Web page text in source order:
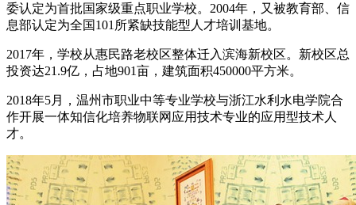
委认定为首批国家级重点职业学校。2004年，又被教育部、信
息部认定为全国101所紧缺技能型人才培训基地。
2017年，学校从惠民路老校区整体迁入滨海新校区。新校区总
投资达21.9亿，占地901亩，建筑面积450000平方米。
2018年5月，温州市职业中等专业学校与浙江水利水电学院合
作开展一体知信化培养物联网应用技术专业的应用型技术人
才。